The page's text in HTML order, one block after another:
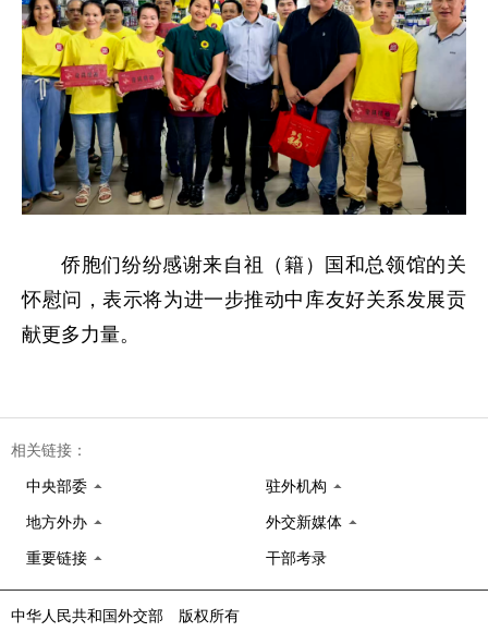
侨胞们纷纷感谢来自祖（籍）国和总领馆的关
怀慰问，表示将为进一步推动中库友好关系发展贡
献更多力量。
相关链接：
中央部委 驻外机构
地方外办 外交新媒体
重要链接 干部考录
中华人民共和国外交部 版权所有